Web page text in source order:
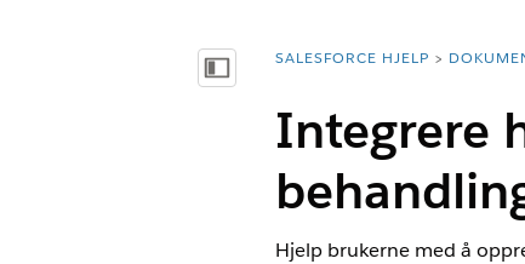
Vis innholdsfortegnelse
Du er her:
SALESFORCE HJELP
Integrere
Hjelp brukerne med å